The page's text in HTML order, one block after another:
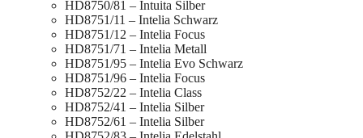
HD8750/81 – Intuita Silber
HD8751/11 – Intelia Schwarz
HD8751/12 – Intelia Focus
HD8751/71 – Intelia Metall
HD8751/95 – Intelia Evo Schwarz
HD8751/96 – Intelia Focus
HD8752/22 – Intelia Class
HD8752/41 – Intelia Silber
HD8752/61 – Intelia Silber